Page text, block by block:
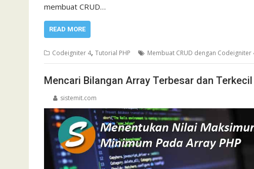
membuat CRUD…
READ MORE
Codeigniter 4, Tutorial PHP Membuat CRUD dengan Codeigniter
Mencari Bilangan Array Terbesar dan Terkecil
sistemit.com